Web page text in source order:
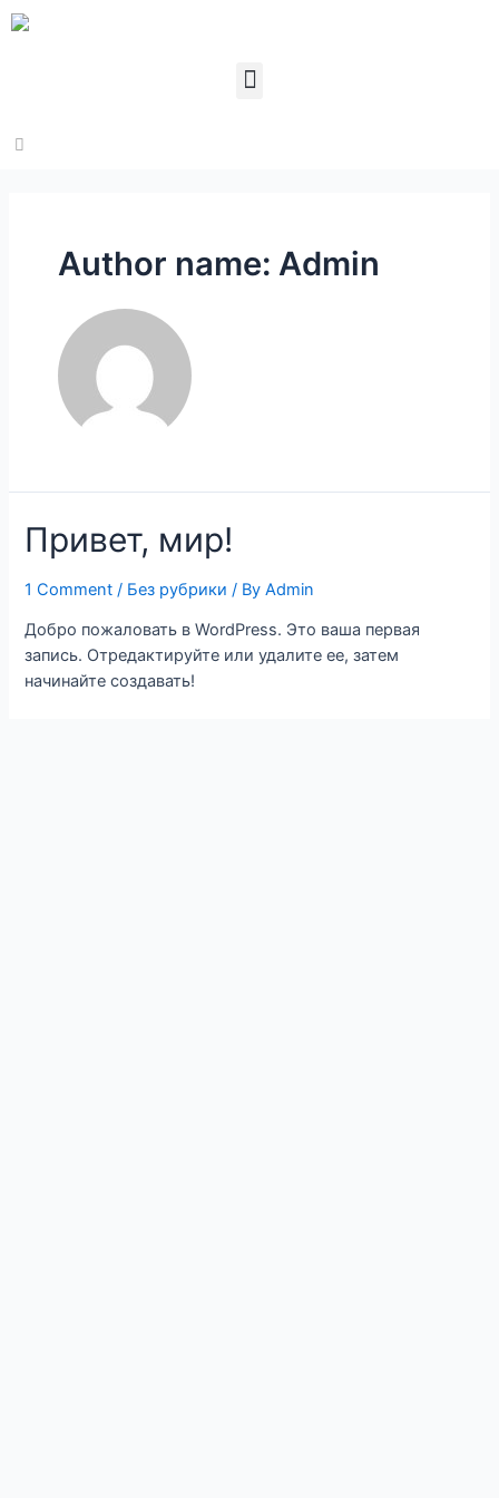
Author name: Admin
Привет, мир!
1 Comment / Без рубрики / ByAdmin
Добро пожаловать в WordPress. Это ваша первая
запись. Отредактируйте или удалите ее, затем
начинайте создавать!